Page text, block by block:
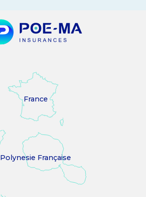
France
Polynesie Française